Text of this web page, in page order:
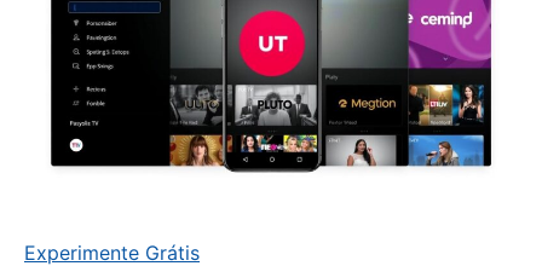
Experimente Grátis